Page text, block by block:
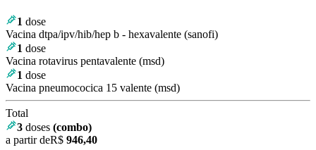
1 dose
Vacina dtpa/ipv/hib/hep b - hexavalente (sanofi)
1 dose
Vacina rotavirus pentavalente (msd)
1 dose
Vacina pneumococica 15 valente (msd)
Total
3 doses (combo)
a partir deR$ 946,40